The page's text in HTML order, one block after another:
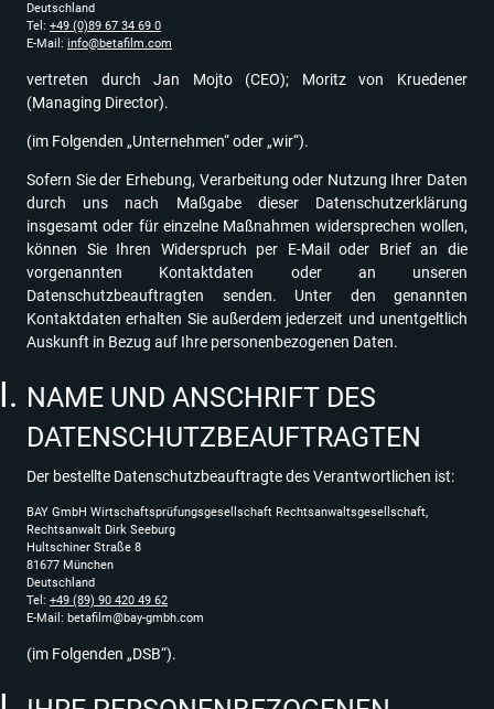
Deutschland
Tel: +49 (0)89 67 34 69 0
E-Mail: info@betafilm.com
vertreten durch Jan Mojto (CEO); Moritz von Kruedener
(Managing Director).
(im Folgenden „Unternehmen“ oder „wir“).
Sofern Sie der Erhebung, Verarbeitung oder Nutzung Ihrer Daten
durch uns nach Maßgabe dieser Datenschutzerklärung
insgesamt oder für einzelne Maßnahmen widersprechen wollen,
können Sie Ihren Widerspruch per E-Mail oder Brief an die
vorgenannten Kontaktdaten oder an unseren
Datenschutzbeauftragten senden. Unter den genannten
Kontaktdaten erhalten Sie außerdem jederzeit und unentgeltlich
Auskunft in Bezug auf Ihre personenbezogenen Daten.
NAME UND ANSCHRIFT DES
DATENSCHUTZBEAUFTRAGTEN
Der bestellte Datenschutzbeauftragte des Verantwortlichen ist:
BAY GmbH Wirtschaftsprüfungsgesellschaft Rechtsanwaltsgesellschaft,
Rechtsanwalt Dirk Seeburg
Hultschiner Straße 8
81677 München
Deutschland
Tel: +49 (89) 90 420 49 62
E-Mail: betafilm@bay-gmbh.com
(im Folgenden „DSB“).